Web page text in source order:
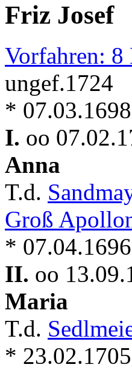
Friz Josef
Vorfahren: 8
ungef.1724
*
I. oo
Anna
T.d.
Groß
*
II. oo
Maria
T.d.
*